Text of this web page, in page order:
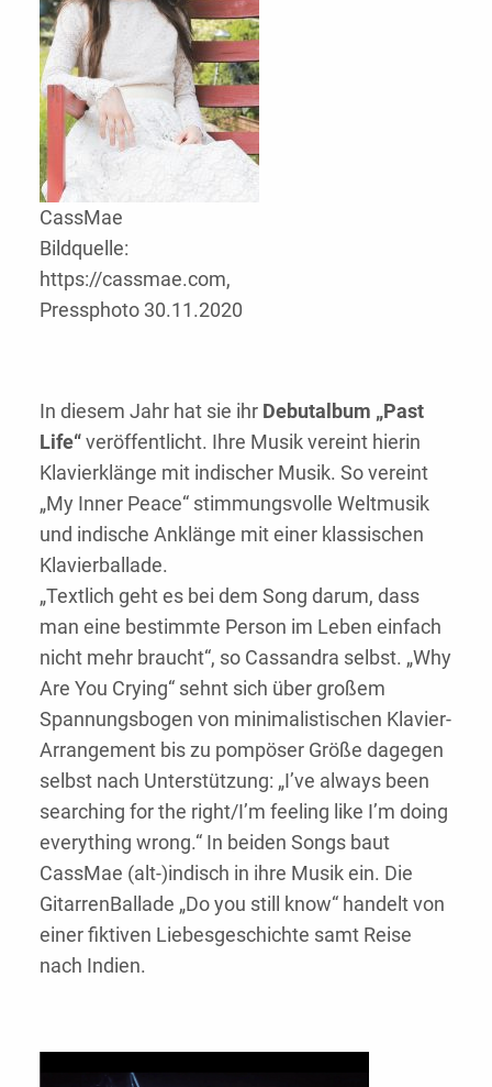
CassMae
Bildquelle:
https://cassmae.com,
Pressphoto 30.11.2020
In diesem Jahr hat sie ihr Debutalbum „Past
Life“veröffentlicht. Ihre Musik vereint hierin
Klavierklänge mit indischer Musik. So vereint
„My Inner Peace“ stimmungsvolle Weltmusik
und indische Anklänge mit einer klassischen
Klavierballade.
„Textlich geht es bei dem Song darum, dass
man eine bestimmte Person im Leben einfach
nicht mehr braucht“, so Cassandra selbst. „Why
Are You Crying“ sehnt sich über großem
Spannungsbogen von minimalistischen Klavier-
Arrangement bis zu pompöser Größe dagegen
selbst nach Unterstützung: „I’ve always been
searching for the right/I’m feeling like I’m doing
everything wrong.“ In beiden Songs baut
CassMae (alt-)indisch in ihre Musik ein. Die
GitarrenBallade „Do you still know“ handelt von
einer fiktiven Liebesgeschichte samt Reise
nach Indien.